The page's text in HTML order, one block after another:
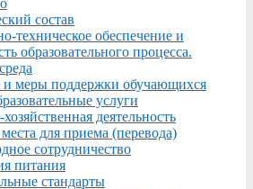
состав
техническое обеспечение и
образовательного процесса.
меры поддержки обучающихся
услуги
деятельность
для приема (перевода)
сотрудничество
питания
стандарты